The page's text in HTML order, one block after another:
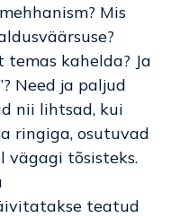
Mis
kahelda? Ja
Need ja paljud
nii lihtsad, kui
ringiga, osutuvad
vägagi tõsisteks.
teatud